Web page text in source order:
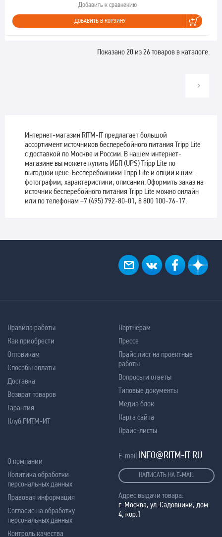
Добавить к сравнению
ДОБАВИТЬ В КОРЗИНУ
Показано 20 из 26 товаров в каталоге.
Интернет-магазин RITM-IT предлагает большой
ассортимент источников бесперебойного питания Tripp Lite
с доставкой по Москве и России. В нашем интернет-
магазине вы можете купить ИБП (UPS) Tripp Lite по
выгодной цене. Бесперебойники Tripp Lite и опции к ним -
фотографии, характеристики, описания. Оформить заказ на
источник бесперебойного питания Tripp Lite можно онлайн
или по телефонам +7 (495) 792-80-01, 8 800 100-76-17.
Правила работы
Как приобрести
Оптовикам
Способы оплаты
Доставка
Возврат товаров
Гарантия
Клуб РИТМ-ИТ
Партнерам
Прессе
Прайс лист на проектные
работы
Вопросы и ответы
Типовые документы
Медиа блок
Карта сайта
Прайс-листы
О компании
Политика обработки
персональных данных
Правовая информация
Согласие на обработку
персональных данных
Контроль качества
E-mail INFO@RITM-IT.RU
НАПИСАТЬ НА E-MAIL
Адрес выдачи товара:
г. Москва, ул. Садовники, дом
4, кор.1